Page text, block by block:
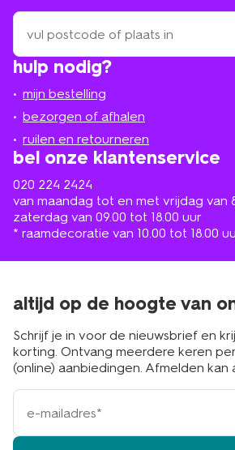
hulp nodig?
mijn bestelling
bezorgen of afhalen
ruilen en retourneren
bel onze klantenservice
020 224 2424
van maandag tot en met vrijdag van
zaterdag van 09.00 tot 18.00 uur
* raamdecoratie van 10.00 tot 18.00
zoek
een
winkel
bij
in
de
buurt
altijd op de hoogte van
Schrijf je in voor de nieuwsbrief en
korting. Ontvang meerdere keren
(online) aanbiedingen. Afmelden kan
e-
mailadres